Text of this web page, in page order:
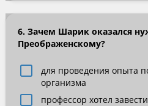
6. Зачем Шарик оказался
Преображенскому?
для проведения опыта
организма
профессор хотел